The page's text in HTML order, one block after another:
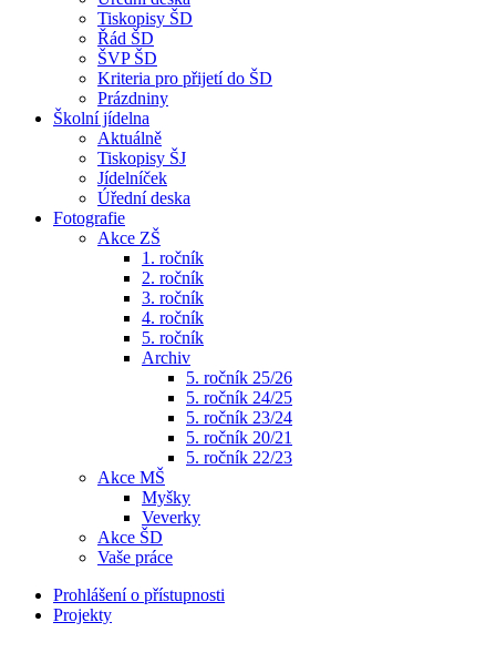
Tiskopisy ŠD
Řád ŠD
ŠVP ŠD
Kriteria pro přijetí do ŠD
Prázdniny
Školní jídelna
Aktuálně
Tiskopisy ŠJ
Jídelníček
Úřední deska
Fotografie
Akce ZŠ
1. ročník
2. ročník
3. ročník
4. ročník
5. ročník
Archiv
5. ročník 25/26
5. ročník 24/25
5. ročník 23/24
5. ročník 20/21
5. ročník 22/23
Akce MŠ
Myšky
Veverky
Akce ŠD
Vaše práce
Prohlášení o přístupnosti
Projekty